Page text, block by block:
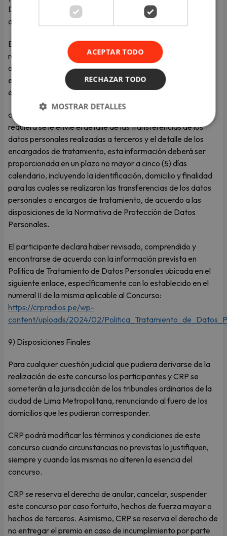
Datos Personales, su Reglamento y demás normativa
aplicable (Normativa de Protección de Datos Personales).
El participante podrá ejercer los derechos de acceso,
rectificación, cancelación y oposición al tratamiento de sus
datos personales (derechos ARCO) enviando un correo
electrónico a la dirección lpdp@crp.pe o, en su defecto,
enviando una
correspondencia a la dirección física señalada. En caso
requiera se le envíe el detalle de las transferencias de los
datos personales realizadas a terceros y el detalle de los
encargados de tratamiento, esta información deberá ser
proporcionada en un plazo no mayor a cinco (5) días
calendario, incluyendo la identificación, domicilio y finalidad
para las cuales se realizaron las transferencias de los datos
personales o encargos de tratamiento, de acuerdo a las
disposiciones de la Normativa de Protección de Datos
Personales.
El participante declara haber revisado, comprendido y
encontrarse de acuerdo con la información prevista en
Política de Tratamiento de Datos Personales ubicada en el
siguiente enlace, específicamente con lo establecido en el
numeral II de la misma aplicable al Concurso:
https://crpradios.pe/wp-
content/uploads/2024/02/
9) Disposiciones Finales:
Para cualquier cuestión judicial que pudiera derivarse de la
realización de este concurso los participantes y CRP se
someterán a la jurisdicción de los tribunales ordinarios de la
ciudad de Lima Metropolitana, renunciando al fuero de los
domicilios que les pudieran corresponder.
CRP podrá modificar los términos y condiciones de este
concurso cuando circunstancias no previstas lo justifiquen,
siempre y cuando las mismas no alteren la esencia del
concurso.
CRP se reserva el derecho de anular, cancelar, suspender
este concurso por caso fortuito, hechos de fuerza mayor o
hechos de terceros. Asimismo, CRP se reserva el derecho de
no entregar el premio en caso de incumplimiento por parte
ACEPTAR TODO
RECHAZAR TODO
MOSTRAR DETALLES